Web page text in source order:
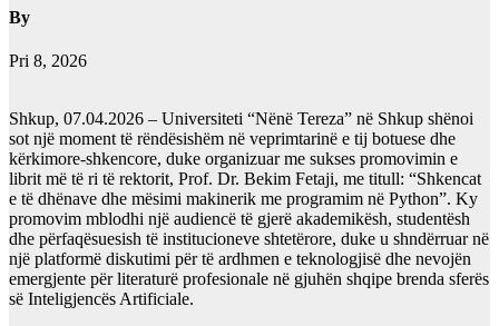
By
Pri 8, 2026
Shkup, 07.04.2026 – Universiteti “Nënë Tereza” në Shkup shënoi
sot një moment të rëndësishëm në veprimtarinë e tij botuese dhe
kërkimore-shkencore, duke organizuar me sukses promovimin e
librit më të ri të rektorit, Prof. Dr. Bekim Fetaji, me titull: “Shkencat
e të dhënave dhe mësimi makinerik me programim në Python”. Ky
promovim mblodhi një audiencë të gjerë akademikësh, studentësh
dhe përfaqësuesish të institucioneve shtetërore, duke u shndërruar në
një platformë diskutimi për të ardhmen e teknologjisë dhe nevojën
emergjente për literaturë profesionale në gjuhën shqipe brenda sferës
së Inteligjencës Artificiale.